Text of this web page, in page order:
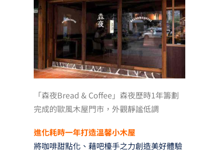
「森夜Bread & Coffee」森夜歷時1年籌劃
完成的歐風木屋門市，外觀靜謐低調
進化耗時一年打造溫馨小木屋
將咖啡甜點化、藉吧檯手之力創造美好體驗